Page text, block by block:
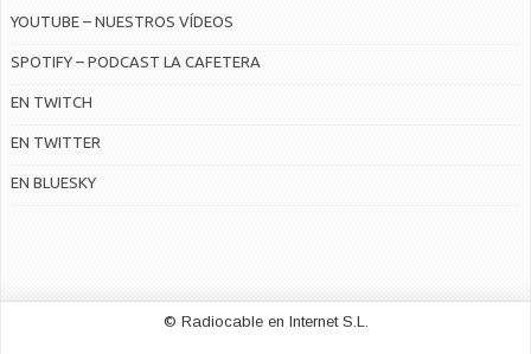
YOUTUBE – NUESTROS VÍDEOS
SPOTIFY – PODCAST LA CAFETERA
EN TWITCH
EN TWITTER
EN BLUESKY
© Radiocable en Internet S.L.